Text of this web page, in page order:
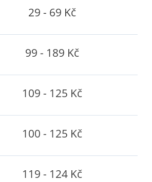
29 - 69 Kč
99 - 189 Kč
109 - 125 Kč
100 - 125 Kč
119 - 124 Kč